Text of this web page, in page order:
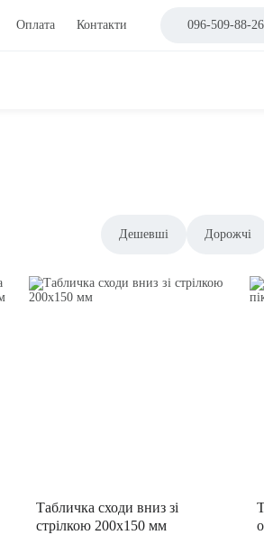
Оплата Контакти 096-509-88-26
Дешевші Дорожчі
Табличка сходи вниз зі
стрілкою 200х150 мм